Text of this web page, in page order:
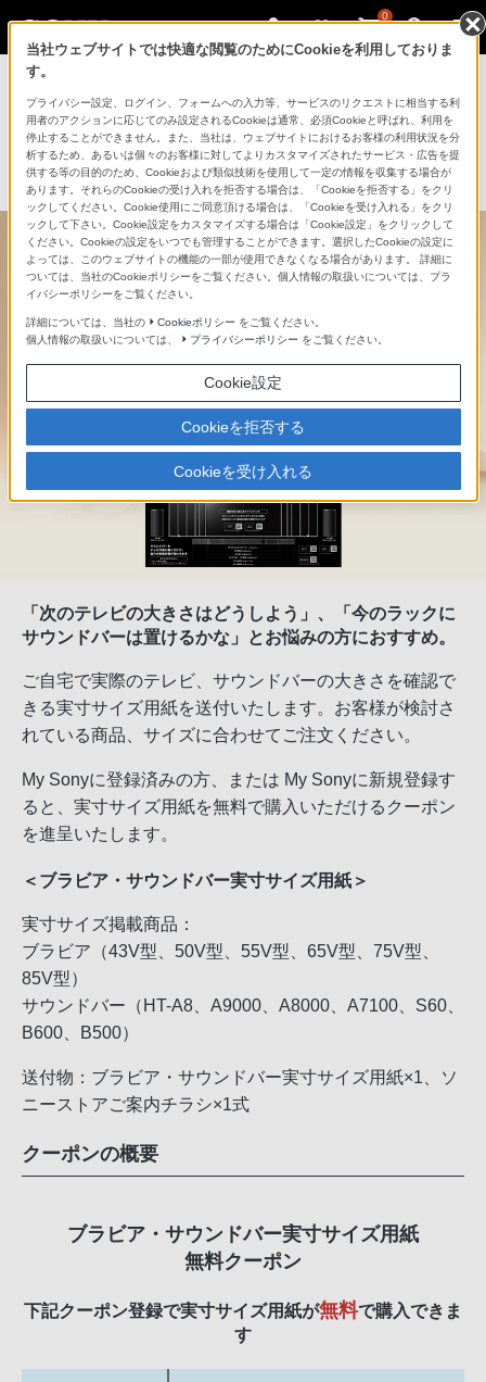
0
ブラビア・サウンドバー実寸サイズ用
紙送付サービス
「次のテレビの大きさはどうしよう」、「今のラックに
サウンドバーは置けるかな」とお悩みの方におすすめ。
ご自宅で実際のテレビ、サウンドバーの大きさを確認で
きる実寸サイズ用紙を送付いたします。お客様が検討さ
れている商品、サイズに合わせてご注文ください。
My Sonyに登録済みの方、または My Sonyに新規登録す
ると、実寸サイズ用紙を無料で購入いただけるクーポン
を進呈いたします。
＜ブラビア・サウンドバー実寸サイズ用紙＞
実寸サイズ掲載商品：
ブラビア（43V型、50V型、55V型、65V型、75V型、
85V型）
サウンドバー（HT-A8、A9000、A8000、A7100、S60、
B600、B500）
送付物：ブラビア・サウンドバー実寸サイズ用紙×1、ソ
ニーストアご案内チラシ×1式
クーポンの概要
ブラビア・サウンドバー実寸サイズ用紙
無料クーポン
下記クーポン登録で実寸サイズ用紙が無料で購入できま
す
当社ウェブサイトでは快適な閲覧のためにCookieを利用しておりま
す。
プライバシー設定、ログイン、フォームへの入力等、サービスのリクエストに相当する利
用者のアクションに応じてのみ設定されるCookieは通常、必須Cookieと呼ばれ、利用を
停止することができません。また、当社は、ウェブサイトにおけるお客様の利用状況を分
析するため、あるいは個々のお客様に対してよりカスタマイズされたサービス・広告を提
供する等の目的のため、Cookieおよび類似技術を使用して一定の情報を収集する場合が
あります。それらのCookieの受け入れを拒否する場合は、「Cookieを拒否する」をクリ
ックしてください。Cookie使用にご同意頂ける場合は、「Cookieを受け入れる」をクリ
ックして下さい。Cookie設定をカスタマイズする場合は「Cookie設定」をクリックして
ください。Cookieの設定をいつでも管理することができます。選択したCookieの設定に
よっては、このウェブサイトの機能の一部が使用できなくなる場合があります。 詳細に
ついては、当社のCookieポリシーをご覧ください。個人情報の取扱いについては、プラ
イバシーポリシーをご覧ください。
詳細については、当社の Cookieポリシー をご覧ください。
個人情報の取扱いについては、
プライバシーポリシー をご覧ください。
Cookie設定
Cookieを拒否する
Cookieを受け入れる